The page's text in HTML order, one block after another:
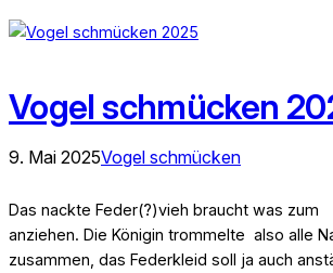
Vogel schmücken
9. Mai 2025Vogel schmücken
Das nackte Feder(?)vieh braucht was zum
anziehen. Die Königin trommelte also alle
zusammen, das Federkleid soll ja auch